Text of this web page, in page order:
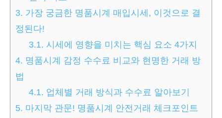
3. 가장 궁금한 명품시계 매입시세, 이것으로 결
정된다!
3.1. 시세에 영향을 미치는 핵심 요소 4가지
4. 명품시계 감정 수수료 비교와 현명한 거래 방
법
4.1. 업체별 거래 방식과 수수료 알아보기
5. 마지막 관문! 명품시계 안전거래 체크포인트